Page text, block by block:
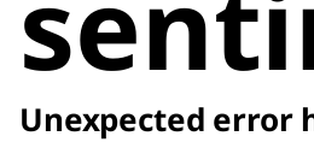
Unexpected error